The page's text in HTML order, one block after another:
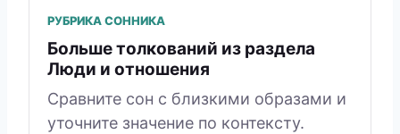
РУБРИКА СОННИКА
Больше толкований из раздела
Люди и отношения
Сравните сон с близкими образами и
уточните значение по контексту.